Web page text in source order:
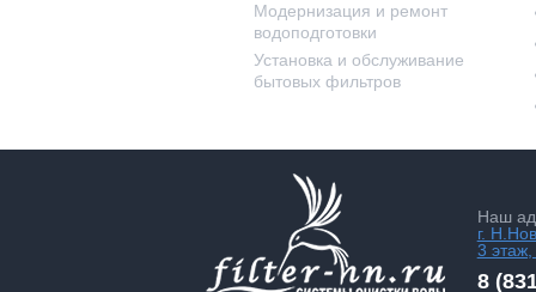
Модернизация и ремонт
водоподготовки
Установка и обслуживание
бытовых фильтров
Наш
г.
3
8